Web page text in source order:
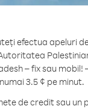
efectua apeluri
– fix sau mobil!
numai 3.5 ¢ pe minut.
de credit sau un